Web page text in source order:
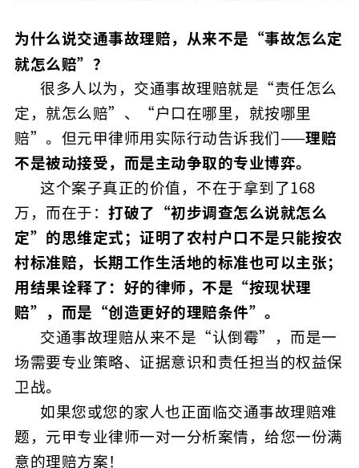
为什么说交通事故理赔，从来不是“事故怎么定
就怎么赔”？
很多人以为，交通事故理赔就是“责任怎么
定，就怎么赔”、“户口在哪里，就按哪里
赔”。但元甲律师用实际行动告诉我们——理赔
不是被动接受，而是主动争取的专业博弈。
这个案子真正的价值，不在于拿到了168
万，而在于： 打破了“初步调查怎么说就怎么
定”的思维定式；证明了农村户口不是只能按农
村标准赔，长期工作生活地的标准也可以主张；
用结果诠释了：好的律师，不是“按现状理
赔”，而是“创造更好的理赔条件”。
交通事故理赔从来不是“认倒霉”，而是一
场需要专业策略、证据意识和责任担当的权益保
卫战。
如果您或您的家人也正面临交通事故理赔难
题，元甲专业律师一对一分析案情，给您一份满
意的理赔方案！